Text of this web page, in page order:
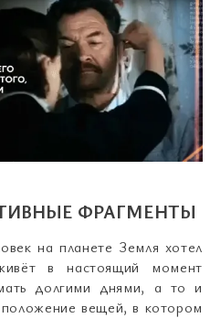
ФРАГМЕНТЫ
на планете Земля хотел
в настоящий момент
долгими днями, а то и
вещей, в котором